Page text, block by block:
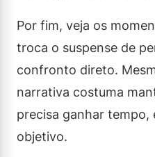
Por fim, veja os
troca o suspense de
confronto direto.
narrativa costuma
precisa ganhar tempo,
objetivo.